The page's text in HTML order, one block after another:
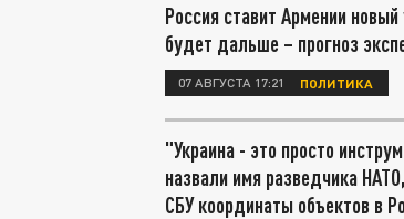
Россия ставит Армении
будет дальше – прогноз
07 АВГУСТА 17:21 ПОЛИТИКА
"Украина - это просто
назвали имя разведчика
СБУ координаты объектов в